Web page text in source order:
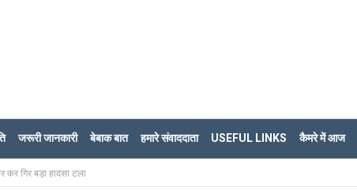
जरूरी जानकारी बेबाक बात हमारे संवाददाता USEFUL LINKS कैमरे में आज
कर गिर बड़ा हादसा टला